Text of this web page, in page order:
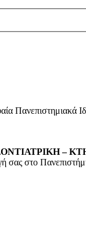
Πανεπιστημιακά
–
στο